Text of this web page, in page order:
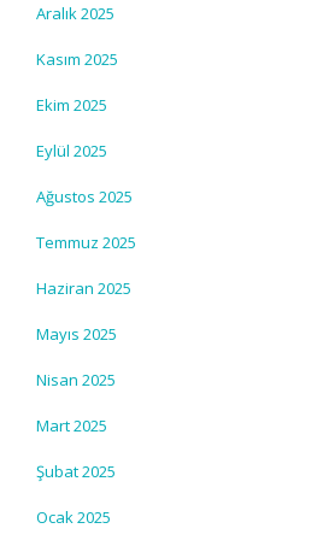
Aralık 2025
Kasım 2025
Ekim 2025
Eylül 2025
Ağustos 2025
Temmuz 2025
Haziran 2025
Mayıs 2025
Nisan 2025
Mart 2025
Şubat 2025
Ocak 2025